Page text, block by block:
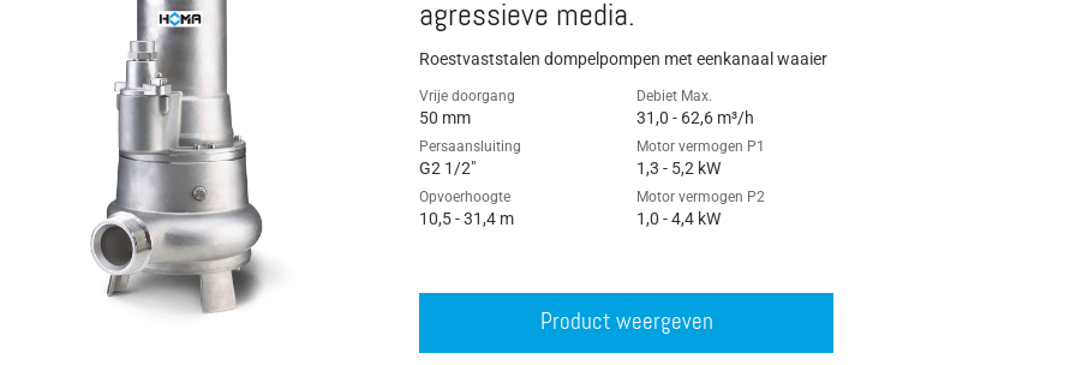
agressieve media.
Roestvaststalen dompelpompen met eenkanaal waaier
Vrije doorgang
50 mm
Persaansluiting
G2 1/2"
Opvoerhoogte
10,5 - 31,4 m
Debiet Max.
31,0 - 62,6 m³/h
Motor vermogen P1
1,3 - 5,2 kW
Motor vermogen P2
1,0 - 4,4 kW
Product weergeven